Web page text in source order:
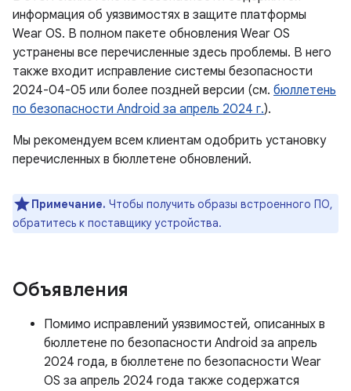
информация об уязвимостях в защите платформы
Wear OS. В полном пакете обновления Wear OS
устранены все перечисленные здесь проблемы. В него
также входит исправление системы безопасности
2024-04-05 или более поздней версии (см. бюллетень
по безопасности Android за апрель 2024 г.).
Мы рекомендуем всем клиентам одобрить установку
перечисленных в бюллетене обновлений.
Примечание. Чтобы получить образы встроенного ПО,
обратитесь к поставщику устройства.
Объявления
Помимо исправлений уязвимостей, описанных в
бюллетене по безопасности Android за апрель
2024 года, в бюллетене по безопасности Wear
OS за апрель 2024 года также содержатся